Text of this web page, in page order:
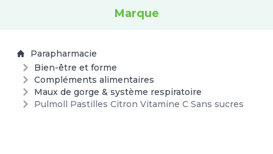
Marque
Parapharmacie
Bien-être et forme
Compléments alimentaires
Maux de gorge & système respiratoire
Pulmoll Pastilles Citron Vitamine C Sans sucres